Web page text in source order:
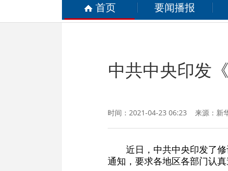
首页 要闻播报
中共中央印发
时间：2021-04-23 06:23 来源： 新
近日，中共中央印发了
通知，要求各地区各部门认真